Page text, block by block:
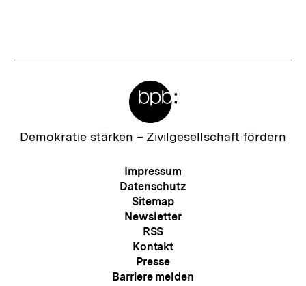
h
Zur
Demokratie stärken – Zivilgesellschaft fördern
Meta-
Navigation
Impressum
Datenschutz
Sitemap
Newsletter
RSS
Kontakt
Presse
Barriere melden